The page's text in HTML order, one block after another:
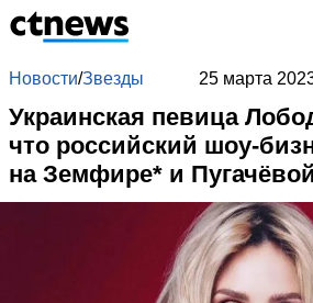
Новости/Звезды 25 марта
Украинская певица
что российский шоу-
на Земфире* и Пугачёвой